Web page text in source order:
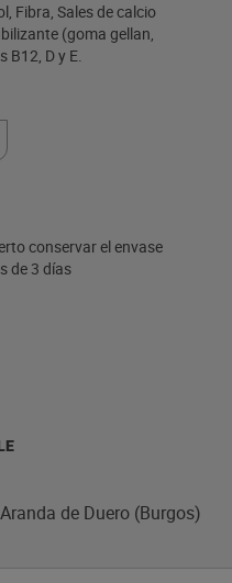
Fibra, Sales de calcio
(goma gellan,
B12, D y E.
conservar el envase
de 3 días
de Duero (Burgos)